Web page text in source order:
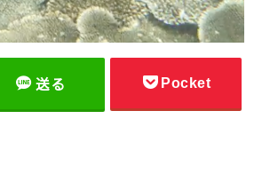
送る Pocket